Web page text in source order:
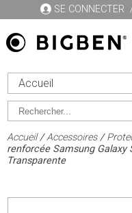
SE CONNECTER
Accueil
Accueil/Accessoires/
renforcée Samsung Galaxy
Transparente